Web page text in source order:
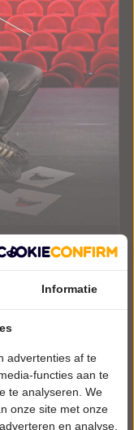
Informatie
advertenties af te
functies aan te
te analyseren. We
onze site met onze
en analyse.